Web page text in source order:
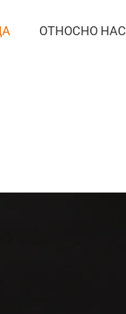
ОТНОСНО НАС